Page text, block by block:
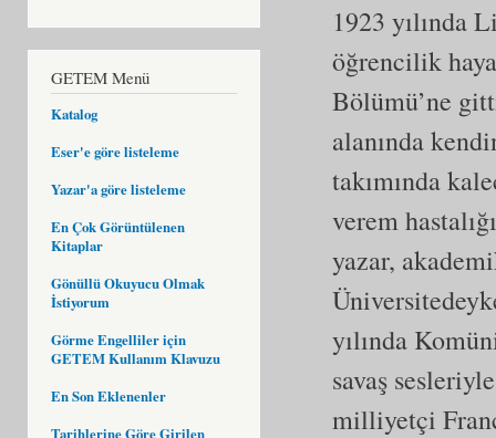
GETEM Menü
Katalog
Eser'e göre listeleme
Yazar'a göre listeleme
En Çok Görüntülenen
Kitaplar
Gönüllü Okuyucu Olmak
İstiyorum
Görme Engelliler için
GETEM Kullanım Klavuzu
En Son Eklenenler
Tarihlerine Göre Girilen
1923 yılında
öğrencilik
Bölümü’ne
alanında
takımında
verem
yazar,
yılında
savaş
milliyetçi